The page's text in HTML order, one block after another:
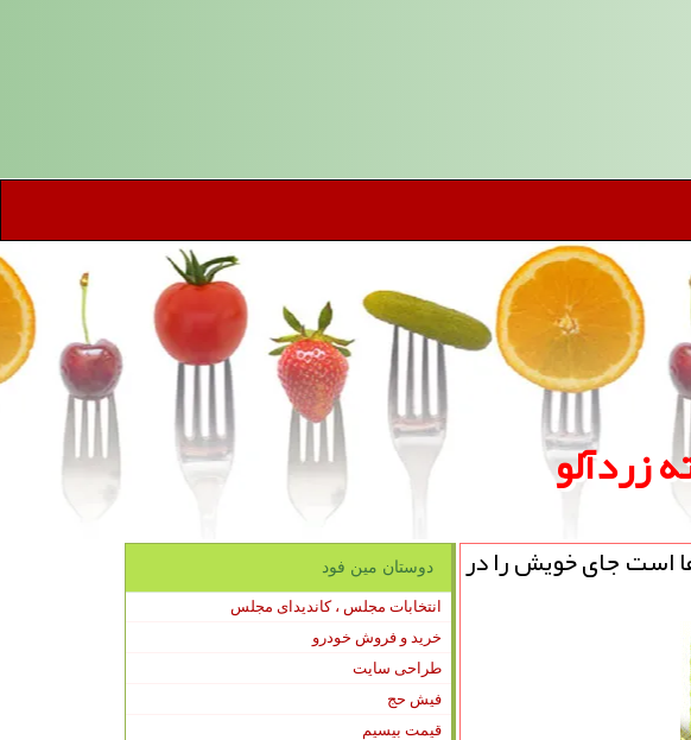
زردآلو
است جای خویش را در دوستان مین فود
انتخابات مجلس ، کاندیدای مجلس
خرید و فروش خودرو
طراحی سایت
فیش حج
قیمت بیسیم